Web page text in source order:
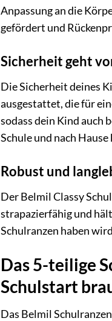
Anpassung an die
gefördert und
Sicherheit geht
Die Sicherheit deines
ausgestattet, die für
sodass dein Kind auch
Schule und nach Hause
Robust und
Der Belmil Classy
strapazierfähig und
Schulranzen haben
Das 5-teilige
Schulstart
Das Belmil